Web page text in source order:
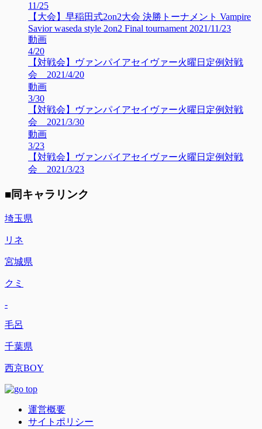
11/25
【大会】早稲田式2on2大会 決勝トーナメント Vampire
Savior waseda style 2on2 Final tournament 2021/11/23
動画
4/20
【対戦会】ヴァンパイアセイヴァー火曜日定例対戦
会 2021/4/20
動画
3/30
【対戦会】ヴァンパイアセイヴァー火曜日定例対戦
会 2021/3/30
動画
3/23
【対戦会】ヴァンパイアセイヴァー火曜日定例対戦
会 2021/3/23
■同キャラリンク
埼玉県
リネ
宮城県
クミ
-
毛呂
千葉県
西京BOY
運営概要
サイトポリシー